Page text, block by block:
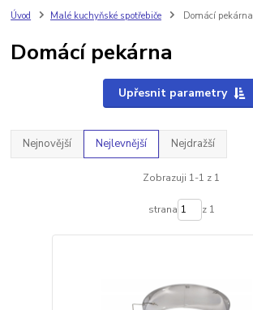
Úvod Malé kuchyňské spotřebiče Domácí pekárna
Domácí pekárna
Upřesnit parametry
Nejnovější Nejlevnější Nejdražší
Zobrazuji 1-1 z 1
strana z 1